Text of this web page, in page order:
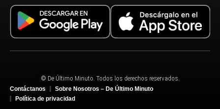
© De Último Minuto. Todos los derechos reservados.
Contáctanos
Sobre Nosotros – De Último Minuto
Política de privacidad